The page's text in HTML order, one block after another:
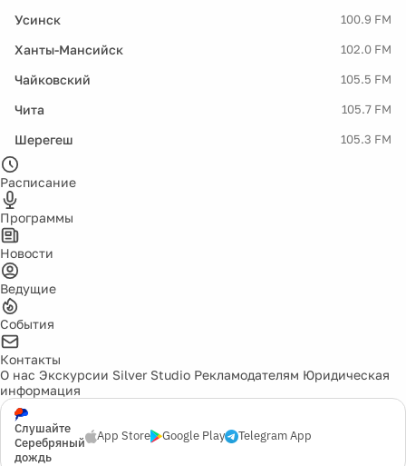
Усинск 100.9 FM
Ханты-Мансийск 102.0 FM
Чайковский 105.5 FM
Чита 105.7 FM
Шерегеш 105.3 FM
Расписание
Программы
Новости
Ведущие
События
Контакты
О нас Экскурсии Silver Studio Рекламодателям Юридическая
информация
Слушайте
Серебряный
дождь
App Store Google Play Telegram App